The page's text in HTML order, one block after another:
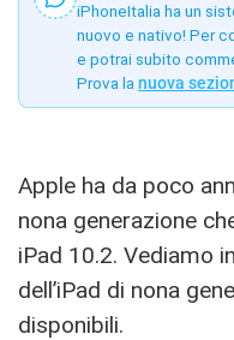
iPhoneItalia ha un
nuovo e nativo! Per
e potrai subito
Prova la nuova
Apple ha da poco
nona generazione
iPad 10.2. Vediamo
dell’iPad di nona
disponibili.